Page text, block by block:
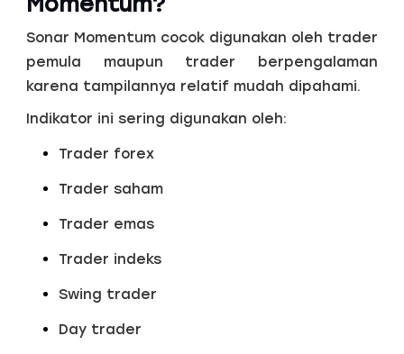
Sonar Momentum cocok digunakan oleh trader
pemula maupun trader berpengalaman
karena tampilannya relatif mudah dipahami.
Indikator ini sering digunakan oleh:
Trader forex
Trader saham
Trader emas
Trader indeks
Swing trader
Day trader